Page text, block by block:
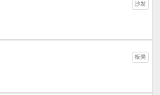
沙发
板凳